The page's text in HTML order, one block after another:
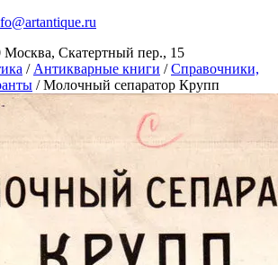
Москва, Скатертный пер., 15
/ Антикварные книги / Справочники,
/ Молочный сепаратор Крупп